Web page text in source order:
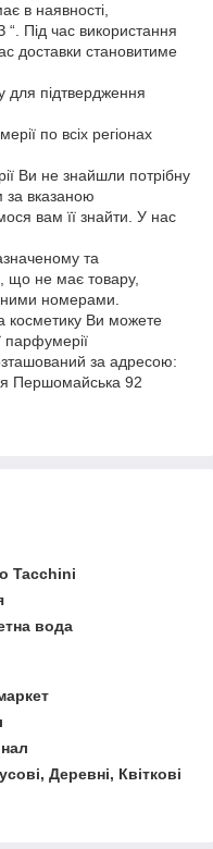
в наявності,
Під час використання
доставки становитиме
для підтвердження
по всіх регіонах
Ви не знайшли потрібну
за вказаною
вам її знайти. У нас
та
що не має товару,
номерами.
косметику Ви можете
парфумерії
за адресою:
Першомайська 92
Tacchini
вода
Деревні, Квіткові